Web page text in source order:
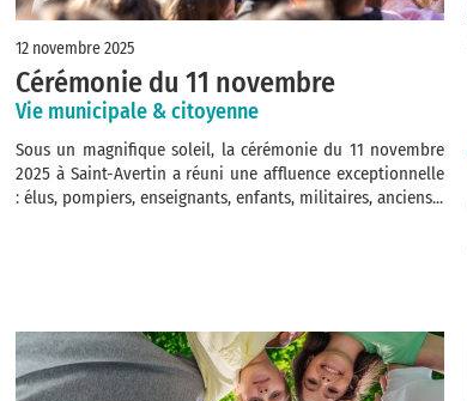
12 novembre 2025
Cérémonie du 11 novembre
Vie municipale & citoyenne
Sous un magnifique soleil, la cérémonie du 11 novembre
2025 à Saint-Avertin a réuni une affluence exceptionnelle
: élus, pompiers, enseignants, enfants, militaires, anciens...